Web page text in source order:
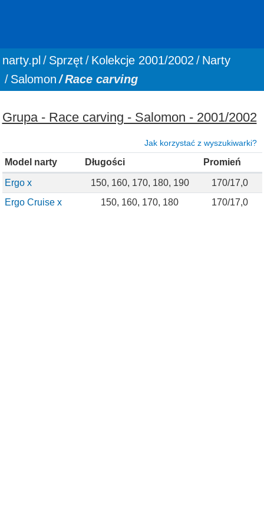
You are here:
narty.pl Sprzęt Kolekcje 2001/2002
Narty
Salomon
Race carving
Grupa - Race carving - Salomon - 2001/2002
Jak korzystać z wyszukiwarki?
Model narty Długości Promień
Ergo x 150, 160, 170, 180, 190
170/17,0
Ergo Cruise x
150, 160, 170, 180 170/17,0